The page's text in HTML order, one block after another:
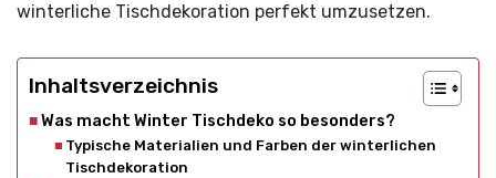
winterliche Tischdekoration perfekt umzusetzen.
Inhaltsverzeichnis
Was macht Winter Tischdeko so besonders?
Typische Materialien und Farben der winterlichen
Tischdekoration